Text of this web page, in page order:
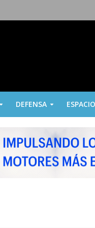
DEFENSA ESPACIO